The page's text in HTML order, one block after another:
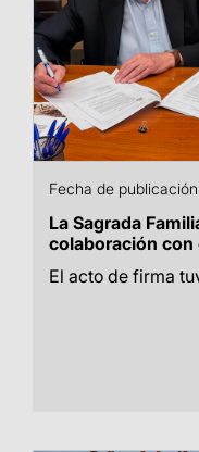
Fecha de publicación
La Sagrada
colaboración con
El acto de firma